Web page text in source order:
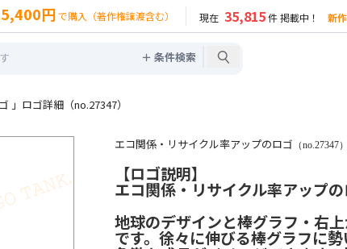
円 で購入（著作権譲渡含む） 現在 35,815件 掲載中！ 新
＋ 条件検索
」ロゴ詳細（no.27347）
エコ関係・リサイクル率アップのロゴ （no.27347）
【ロゴ説明】
エコ関係・リサイクル率アップの
地球のデザインと棒グラフ・右
です。徐々に伸びる棒グラフに勢